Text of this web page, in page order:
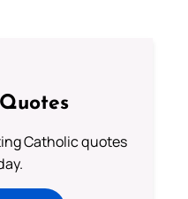
Catholic quotes